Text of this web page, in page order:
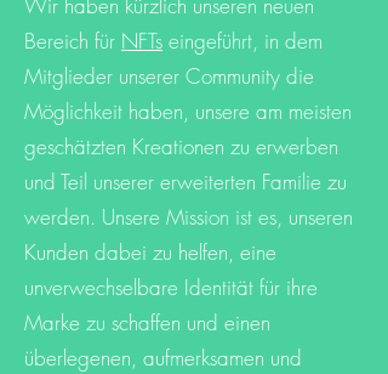
Bereich für NFTs eingeführt, in dem
Mitglieder unserer Community die
Möglichkeit haben, unsere am meisten
geschätzten Kreationen zu erwerben
und Teil unserer erweiterten Familie zu
werden. Unsere Mission ist es, unseren
Kunden dabei zu helfen, eine
unverwechselbare Identität für ihre
Marke zu schaffen und einen
überlegenen, aufmerksamen und